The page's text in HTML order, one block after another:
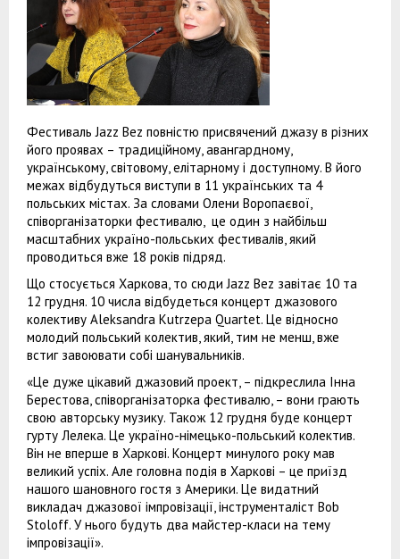
Фестиваль Jazz Bez повністю присвячений джазу в різних
його проявах – традиційному, авангардному,
українському, світовому, елітарному і доступному. В його
межах відбудуться виступи в 11 українських та 4
польських містах. За словами Олени Воропаєвої,
співорганізаторки фестивалю, це один з найбільш
масштабних україно-польських фестивалів, який
проводиться вже 18 років підряд.
Що стосується Харкова, то сюди Jazz Bez завітає 10 та
12 грудня. 10 числа відбудеться концерт джазового
колективу Aleksandra Kutrzepa Quartet. Це відносно
молодий польський колектив, який, тим не менш, вже
встиг завоювати собі шанувальників.
«Це дуже цікавий джазовий проект, – підкреслила Інна
Берестова, співорганізаторка фестивалю, – вони грають
свою авторську музику. Також 12 грудня буде концерт
гурту Лелека. Це україно-німецько-польський колектив.
Він не вперше в Харкові. Концерт минулого року мав
великий успіх. Але головна подія в Харкові – це приїзд
нашого шановного гостя з Америки. Це видатний
викладач джазової імпровізації, інструменталіст Bob
Stoloff. У нього будуть два майстер-класи на тему
імпровізації».